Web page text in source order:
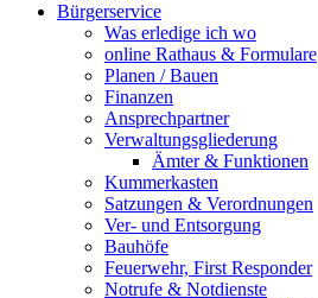
Bürgerservice
Was erledige ich wo
online Rathaus & Formulare
Planen / Bauen
Finanzen
Ansprechpartner
Verwaltungsgliederung
Ämter & Funktionen
Kummerkasten
Satzungen & Verordnungen
Ver- und Entsorgung
Bauhöfe
Feuerwehr, First Responder
Notrufe & Notdienste